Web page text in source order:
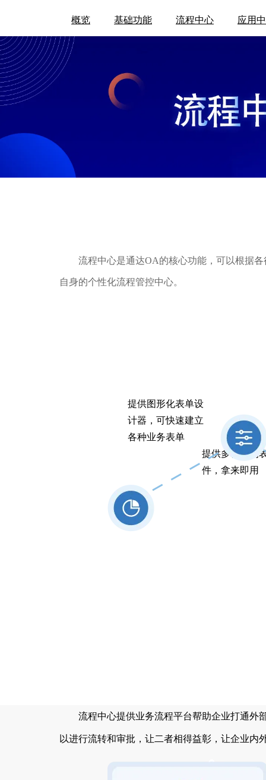
概览 基础功能 流程中心 应用
流程中心是通达OA的核心功能，可以根据
自身的个性化流程管控中心。
提供图形化表单设
计器，可快速建立
各种业务表单
提供多样化的
件，拿来即用
流程中心提供业务流程平台帮助企业打通外
以进行流转和审批，让二者相得益彰，让企业内